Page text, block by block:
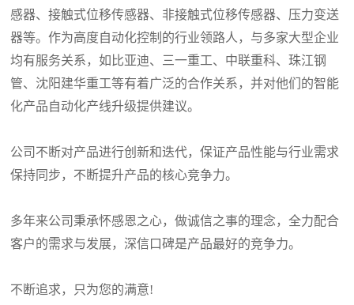
感器、接触式位移传感器、非接触式位移传感器、压力变送
器等。作为高度自动化控制的行业领路人，与多家大型企业
均有服务关系，如比亚迪、三一重工、中联重科、珠江钢
管、沈阳建华重工等有着广泛的合作关系，并对他们的智能
化产品自动化产线升级提供建议。
公司不断对产品进行创新和迭代，保证产品性能与行业需求
保持同步，不断提升产品的核心竞争力。
多年来公司秉承怀感恩之心，做诚信之事的理念，全力配合
客户的需求与发展，深信口碑是产品最好的竞争力。
不断追求，只为您的满意!